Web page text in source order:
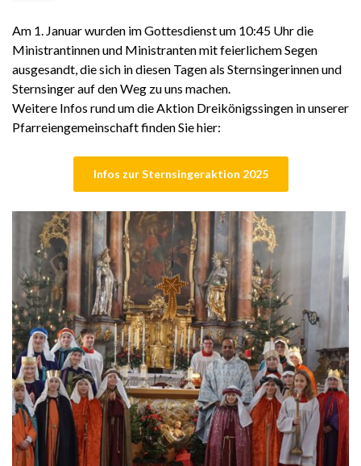
Am 1. Januar wurden im Gottesdienst um 10:45 Uhr die
Ministrantinnen und Ministranten mit feierlichem Segen
ausgesandt, die sich in diesen Tagen als Sternsingerinnen und
Sternsinger auf den Weg zu uns machen.
Weitere Infos rund um die Aktion Dreikönigssingen in unserer
Pfarreiengemeinschaft finden Sie hier:
Infos zur Sternsingeraktion 2025